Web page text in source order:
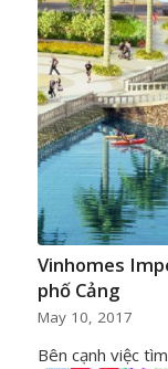
Vinhomes
phố Cảng
May 10, 2017
Bên cạnh việc